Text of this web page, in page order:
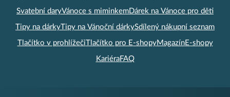
Svatební daryVánoce s miminkemDárek na Vánoce pro děti
Tipy na dárkyTipy na Vánoční dárkySdílený nákupní seznam
Tlačítko v prohlížečiTlačítko pro E-shopyMagazínE-shopy
KariéraFAQ